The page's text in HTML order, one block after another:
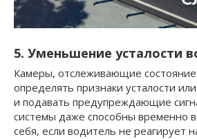
5. Уменьшение усталости
Камеры, отслеживающие состояние
определять признаки усталости
и подавать предупреждающие
системы даже способны временно
себя, если водитель не реагирует